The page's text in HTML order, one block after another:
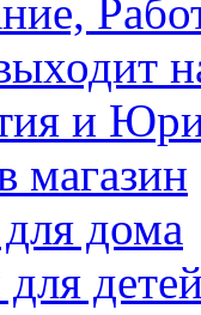
и
магазин
дома